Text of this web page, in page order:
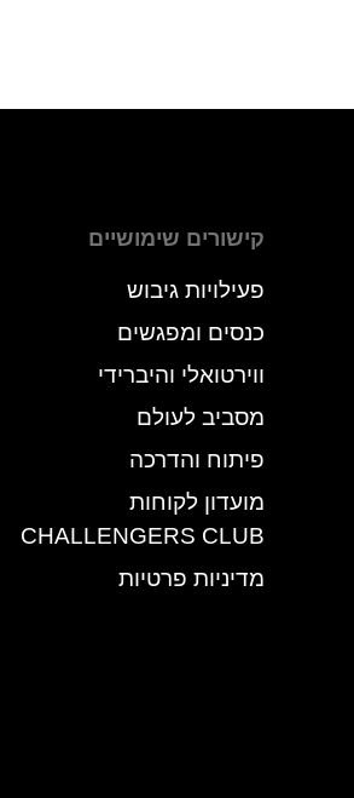
קישורים שימושיים
פעילויות גיבוש
כנסים ומפגשים
ווירטואלי והיברידי
מסביב לעולם
פיתוח והדרכה
מועדון לקוחות
CHALLENGERS CLUB
מדיניות פרטיות